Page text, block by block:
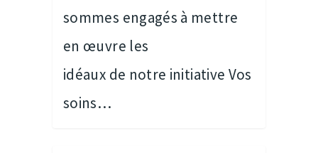
sommes engagés à mettre
en œuvre les
idéaux de notre initiative Vos
soins…